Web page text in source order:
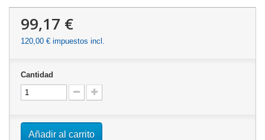
99,17 €
120,00 € impuestos incl.
Cantidad
Añadir al carrito